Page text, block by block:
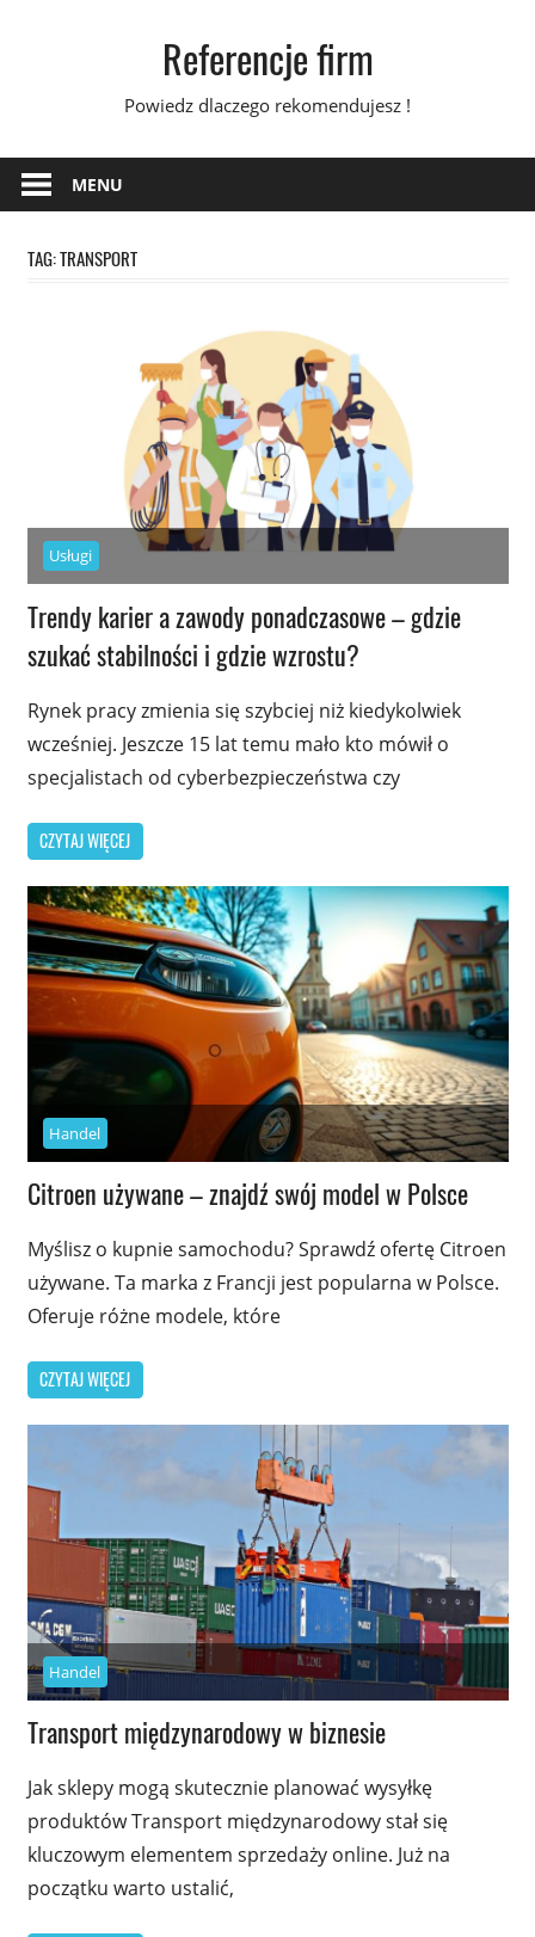
Referencje firm
Powiedz dlaczego rekomendujesz !
MENU
TAG:TRANSPORT
Usługi
Trendy karier a zawody ponadczasowe – gdzie
szukać stabilności i gdzie wzrostu?
Rynek pracy zmienia się szybciej niż kiedykolwiek
wcześniej. Jeszcze 15 lat temu mało kto mówił o
specjalistach od cyberbezpieczeństwa czy
CZYTAJ WIĘCEJ
Handel
Citroen używane – znajdź swój model w Polsce
Myślisz o kupnie samochodu? Sprawdź ofertę Citroen
używane. Ta marka z Francji jest popularna w Polsce.
Oferuje różne modele, które
CZYTAJ WIĘCEJ
Handel
Transport międzynarodowy w biznesie
Jak sklepy mogą skutecznie planować wysyłkę
produktów Transport międzynarodowy stał się
kluczowym elementem sprzedaży online. Już na
początku warto ustalić,